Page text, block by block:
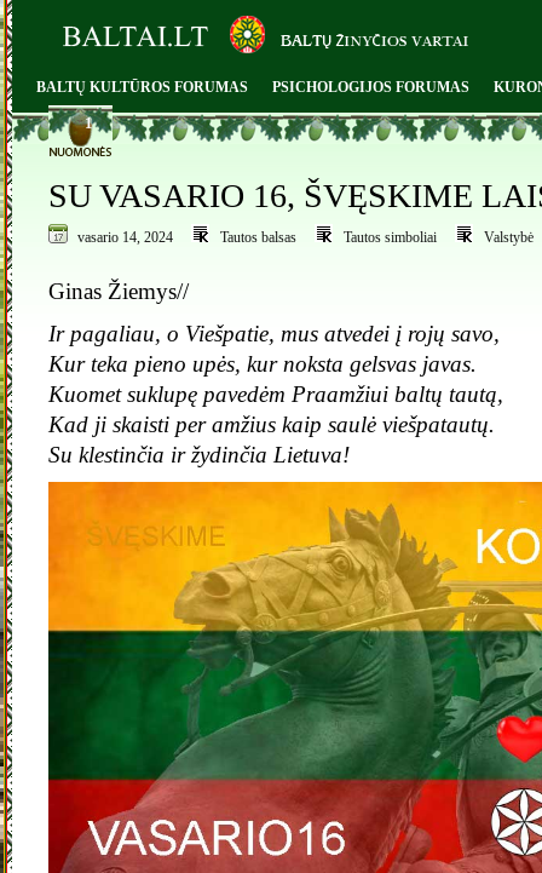
BALTŲ KULTŪROS FORUMAS PSICHOLOGIJOS FORUMAS
1
SU VASARIO 16, ŠVĘSKIME
vasario 14, 2024 Tautos balsas Tautos simboliai Valstybė
Ginas Žiemys//
Ir pagaliau, o Viešpatie, mus atvedei į rojų savo,
Kur teka pieno upės, kur noksta gelsvas javas.
Kuomet suklupę pavedėm Praamžiui baltų tautą,
Kad ji skaisti per amžius kaip saulė viešpatautų.
Su klestinčia ir žydinčia Lietuva!